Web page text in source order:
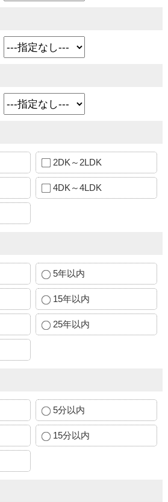
2DK～2LDK
4DK～4LDK
5年以内
15年以内
25年以内
5分以内
15分以内